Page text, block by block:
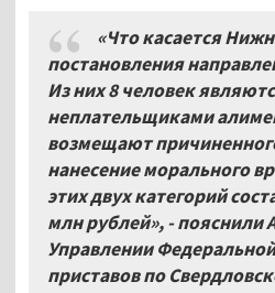
«Что касается
постановления
Из них 8 человек
неплательщиками
возмещают
нанесение морального
этих двух категорий
млн рублей», - пояснили
Управлении
приставов по